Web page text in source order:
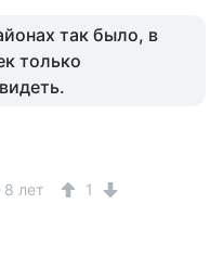
так было, в
только
8 лет 1